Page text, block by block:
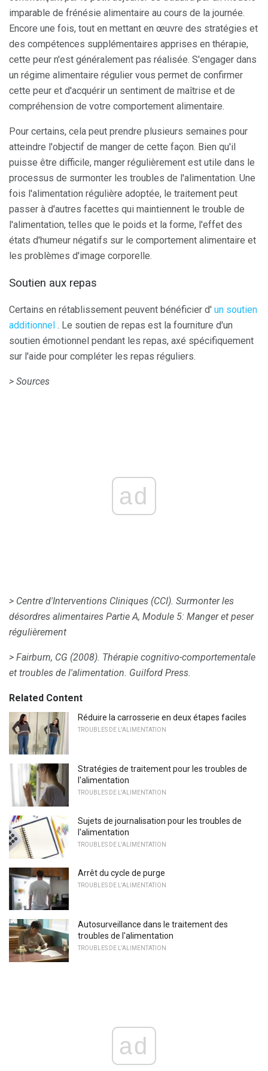
imparable de frénésie alimentaire au cours de la journée.
Encore une fois, tout en mettant en œuvre des stratégies et
des compétences supplémentaires apprises en thérapie,
cette peur n'est généralement pas réalisée. S'engager dans
un régime alimentaire régulier vous permet de confirmer
cette peur et d'acquérir un sentiment de maîtrise et de
compréhension de votre comportement alimentaire.
Pour certains, cela peut prendre plusieurs semaines pour
atteindre l'objectif de manger de cette façon. Bien qu'il
puisse être difficile, manger régulièrement est utile dans le
processus de surmonter les troubles de l'alimentation. Une
fois l'alimentation régulière adoptée, le traitement peut
passer à d'autres facettes qui maintiennent le trouble de
l'alimentation, telles que le poids et la forme, l'effet des
états d'humeur négatifs sur le comportement alimentaire et
les problèmes d'image corporelle.
Soutien aux repas
Certains en rétablissement peuvent bénéficier d' un soutien
additionnel . Le soutien de repas est la fourniture d'un
soutien émotionnel pendant les repas, axé spécifiquement
sur l'aide pour compléter les repas réguliers.
> Sources
ad
> Centre d'Interventions Cliniques (CCI). Surmonter les
désordres alimentaires Partie A, Module 5: Manger et peser
régulièrement
> Fairburn, CG (2008). Thérapie cognitivo-comportementale
et troubles de l'alimentation. Guilford Press.
Related Content
Réduire la carrosserie en deux étapes faciles
TROUBLES DE L'ALIMENTATION
Stratégies de traitement pour les troubles de
l'alimentation
TROUBLES DE L'ALIMENTATION
Sujets de journalisation pour les troubles de
l'alimentation
TROUBLES DE L'ALIMENTATION
Arrêt du cycle de purge
TROUBLES DE L'ALIMENTATION
Autosurveillance dans le traitement des
troubles de l'alimentation
TROUBLES DE L'ALIMENTATION
ad